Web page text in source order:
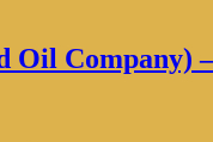
Company)